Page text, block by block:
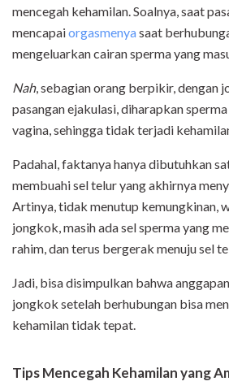
mencegah kehamilan. Soalnya, saat
mencapaiorgasmenyasaat
mengeluarkan cairan sperma yang
Nah, sebagian orang berpikir, dengan
pasangan ejakulasi, diharapkan
vagina, sehingga tidak terjadi
Padahal, faktanya hanya dibutuhkan
membuahi sel telur yang akhirnya
Artinya, tidak menutup kemungkinan,
jongkok, masih ada sel sperma yang
rahim, dan terus bergerak menuju sel
Jadi, bisa disimpulkan bahwa
jongkok setelah berhubungan bisa
kehamilan tidak tepat.
Tips Mencegah Kehamilan yang